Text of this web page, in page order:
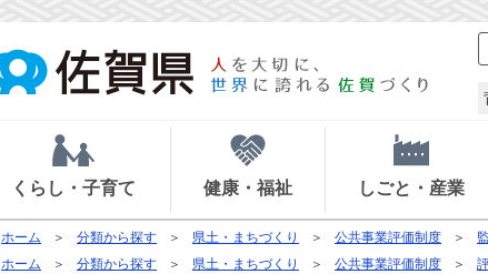
くらし・子育て 健康・福祉 しごと・産業
ホーム 分類から探す 県土・まちづくり 公共事業評価制度
ホーム
分類から探す 県土・まちづくり 公共事業評価制度